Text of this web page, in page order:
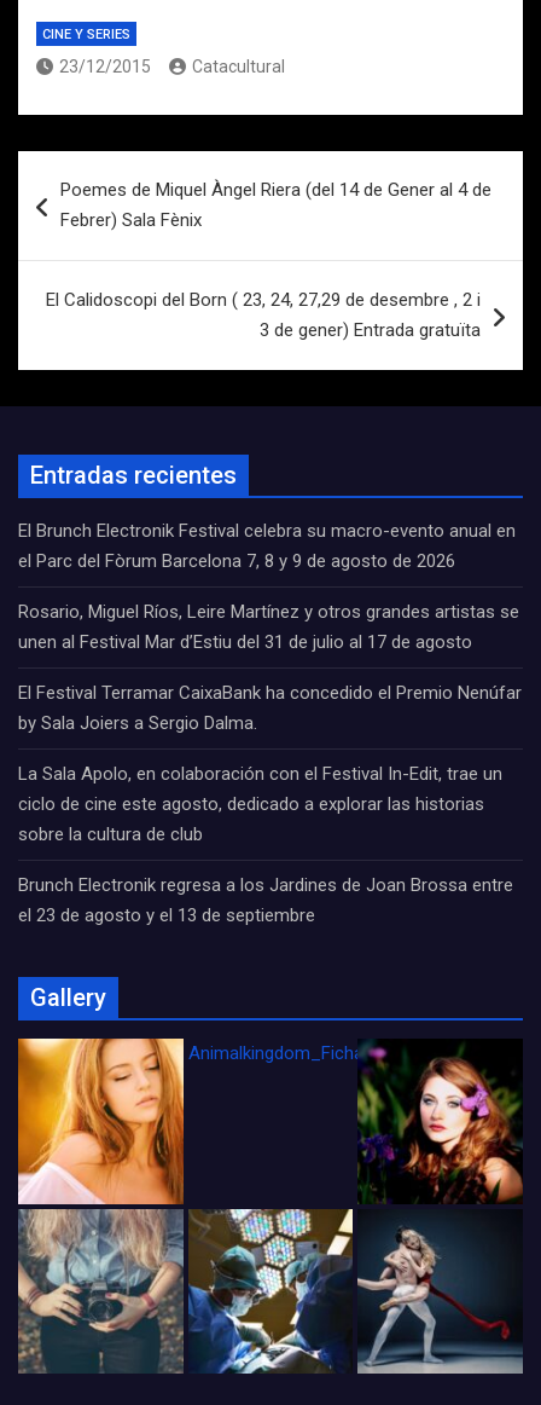
CINE Y SERIES
23/12/2015 Catacultural
de
Poemes de Miquel Àngel Riera (del 14 de Gener al 4 de
Febrer) Sala Fènix
El Calidoscopi del Born ( 23, 24, 27,29 de desembre , 2 i
3 de gener) Entrada gratuïta
Entradas recientes
El Brunch Electronik Festival celebra su macro-evento anual en
el Parc del Fòrum Barcelona 7, 8 y 9 de agosto de 2026
Rosario, Miguel Ríos, Leire Martínez y otros grandes artistas se
unen al Festival Mar d’Estiu del 31 de julio al 17 de agosto
El Festival Terramar CaixaBank ha concedido el Premio Nenúfar
by Sala Joiers a Sergio Dalma.
La Sala Apolo, en colaboración con el Festival In-Edit, trae un
ciclo de cine este agosto, dedicado a explorar las historias
sobre la cultura de club
Brunch Electronik regresa a los Jardines de Joan Brossa entre
el 23 de agosto y el 13 de septiembre
Gallery
Animalkingdom_FichaCine